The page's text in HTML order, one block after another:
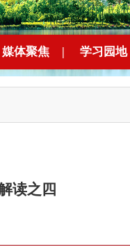
媒体聚焦 | 学习园地
读之四